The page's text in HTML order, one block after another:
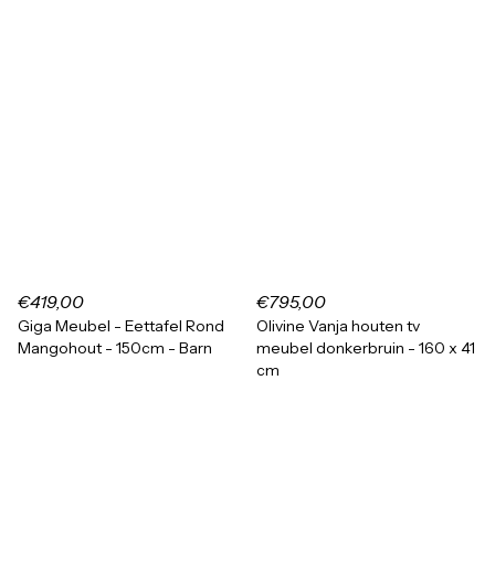
€419,00
Giga Meubel - Eettafel Rond
Mangohout - 150cm - Barn
€795,00
Olivine Vanja houten tv
meubel donkerbruin - 160 x 41
cm